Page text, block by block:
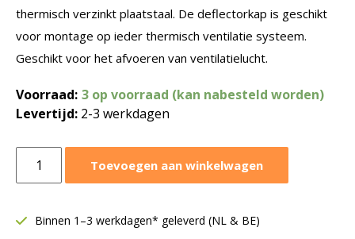
thermisch verzinkt plaatstaal. De deflectorkap is geschikt
voor montage op ieder thermisch ventilatie systeem.
Geschikt voor het afvoeren van ventilatielucht.
Voorraad: 3 op voorraad (kan nabesteld worden)
Levertijd: 2-3 werkdagen
Ø250
Toevoegen aan winkelwagen
Binnen 1–3 werkdagen* geleverd (NL & BE)